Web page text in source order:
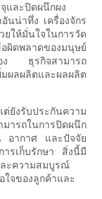
และปิดผนึกผง
นน่าทึ่ง เครื่องจักร
ให้มั่นใจในการวัด
ผิดพลาดของมนุษย์
เอง ธุรกิจสามารถ
มผลผลิตและผลผลิต
ยังรับประกันความ
รถในการปิดผนึก
อากาศ และปัจจัย
รเก็บรักษา สิ่งนี้มี
ะความสมบูรณ์
จของลูกค้าและ